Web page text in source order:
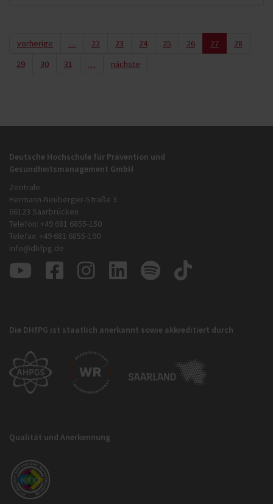
vorherige … 22 23 24 25 26 27
28
29
30 31 … nächste
Deutsche Hochschule für Prävention und
Gesundheitsmanagement GmbH
Zentrale
Hermann-Neuberger-Straße 3
66123 Saarbrücken
Telefon: +49 681 6855-150
Telefax: +49 681 6855-190
info@dhfpg.de
Die DHfPG ist staatlich anerkannt sowie akkreditiert durch
Qualität und Anerkennung